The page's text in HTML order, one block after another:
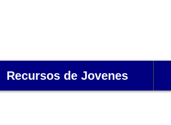
Recursos de Jovenes